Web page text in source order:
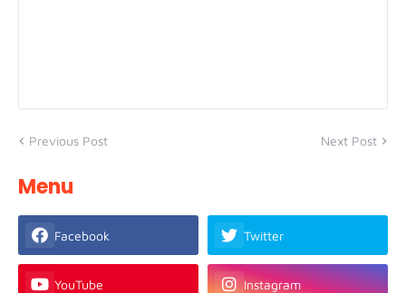
Previous Post Next Post
Menu
Facebook Twitter
YouTube Instagram